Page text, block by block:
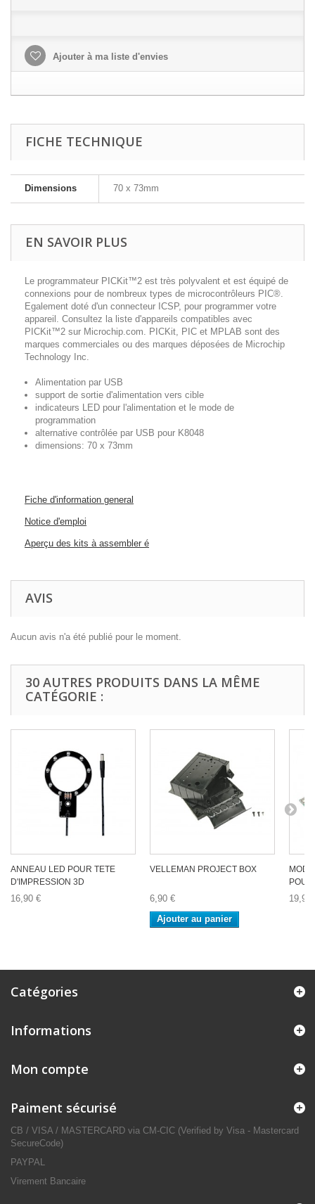
Ajouter à ma liste d'envies
FICHE TECHNIQUE
Dimensions 70 x 73mm
EN SAVOIR PLUS
Le programmateur PICKit™2 est très polyvalent et est équipé de
connexions pour de nombreux types de microcontrôleurs PIC®.
Egalement doté d'un connecteur ICSP, pour programmer votre
appareil. Consultez la liste d'appareils compatibles avec
PICKit™2 sur Microchip.com. PICKit, PIC et MPLAB sont des
marques commerciales ou des marques déposées de Microchip
Technology Inc.
Alimentation par USB
support de sortie d'alimentation vers cible
indicateurs LED pour l'alimentation et le mode de
programmation
alternative contrôlée par USB pour K8048
dimensions: 70 x 73mm
Fiche d'information general
Notice d'emploi
Aperçu des kits à assembler é
AVIS
Aucun avis n'a été publié pour le moment.
30 AUTRES PRODUITS DANS LA MÊME
CATÉGORIE :
ANNEAU LED POUR TETE
D'IMPRESSION 3D
16,90 €
VELLEMAN PROJECT BOX
6,90 €
Ajouter au panier
19,90
Catégories
Informations
Mon compte
Paiment sécurisé
CB / VISA / MASTERCARD via CM-CIC (Verified by Visa - Mastercard
SecureCode)
PAYPAL
Virement Bancaire